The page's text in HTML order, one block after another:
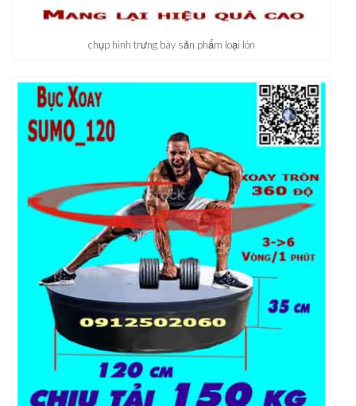
chụp hình trưng bày sản phẩm loại lón